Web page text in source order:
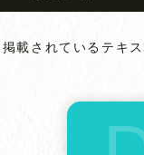
載されているテキ